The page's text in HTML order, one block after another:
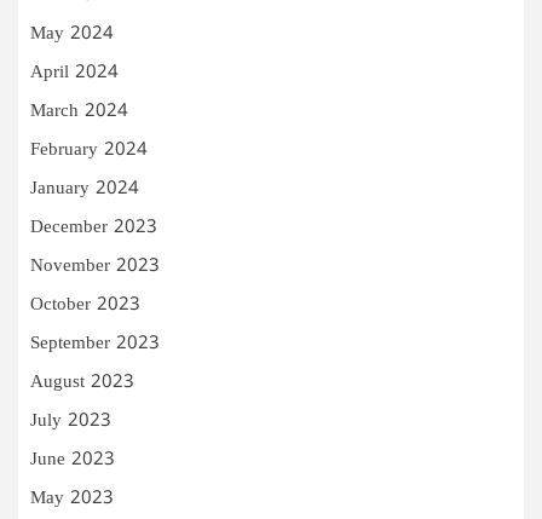
May 2024
April 2024
March 2024
February 2024
January 2024
December 2023
November 2023
October 2023
September 2023
August 2023
July 2023
June 2023
May 2023